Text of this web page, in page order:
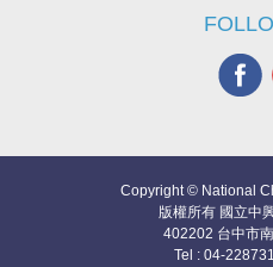
Copyright © National
版權所有 國立中
402202 台中市
Tel : 04-